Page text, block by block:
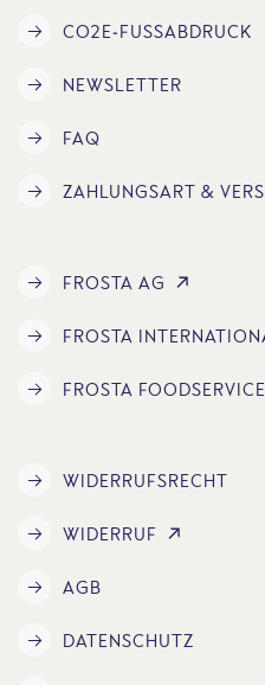
CO2E-FUSSABDRUCK
NEWSLETTER
FAQ
ZAHLUNGSART &
FROSTA AG
FROSTA
FROSTA
WIDERRUFSRECHT
WIDERRUF
AGB
DATENSCHUTZ